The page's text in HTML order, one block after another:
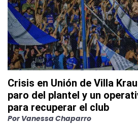
Crisis en Unión de Villa
paro del plantel y un
para recuperar el club
Por Vanessa Chaparro